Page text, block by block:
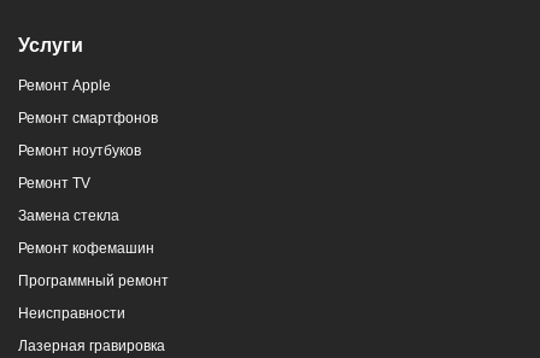
Услуги
Ремонт Apple
Ремонт смартфонов
Ремонт ноутбуков
Ремонт TV
Замена стекла
Ремонт кофемашин
Программный ремонт
Неисправности
Лазерная гравировка